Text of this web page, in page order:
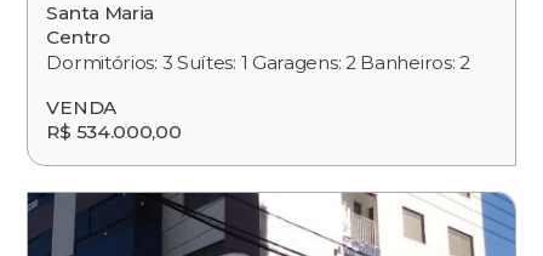
Santa Maria
Centro
Dormitórios: 3 Suítes: 1 Garagens: 2 Banheiros: 2
VENDA
R$ 534.000,00